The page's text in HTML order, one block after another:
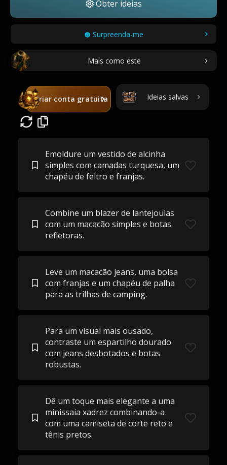
Obter ideias
Surpreenda-me
Mais como este
Criar conta gratuita Ideias salvas
Emoldure um vestido de alcinha
simples com camadas turquesa, um
chapéu de feltro e franjas.
Combine um blazer de lantejoulas
com um macacão simples e botas
refletoras.
Leve um macacão jeans, uma bolsa
com franjas e um chapéu de palha
para as trilhas de camping.
Para um visual mais ousado,
contraste um espartilho dourado
com jeans desbotados e botas
robustas.
Dê um toque mais elegante a uma
minissaia xadrez combinando-a
com uma camiseta de corte reto e
tênis pretos.